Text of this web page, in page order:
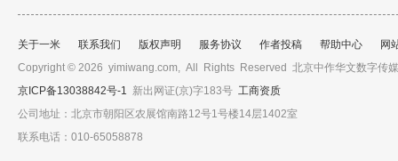
关于一米 联系我们 版权声明 服务协议 作者投稿 帮助中心
网
Copyright © 2026 yimiwang.com, All Rights Reserved 北京中作华文数字传
京ICP备13038842号-1 新出网证(京)字183号 工商资质
公司地址：北京市朝阳区农展馆南路12号1号楼14层1402室
联系电话：010-65058878